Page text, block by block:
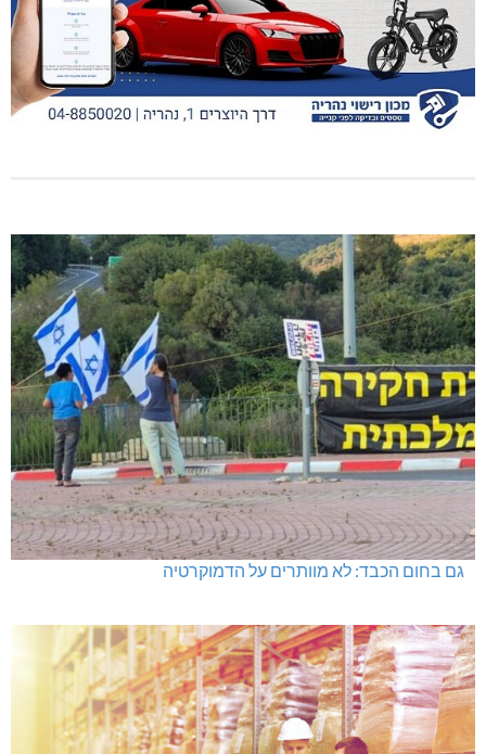
גם בחום הכבד: לא מוותרים על הדמוקרטיה